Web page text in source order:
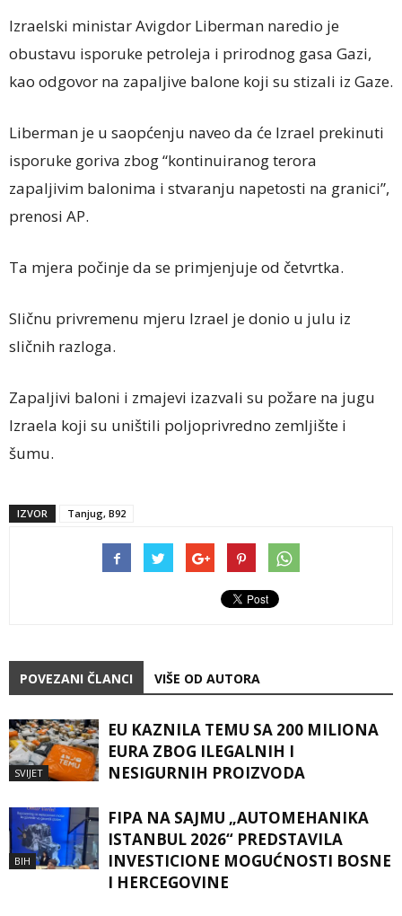
Izraelski ministar Avigdor Liberman naredio je
obustavu isporuke petroleja i prirodnog gasa Gazi,
kao odgovor na zapaljive balone koji su stizali iz Gaze.
Liberman je u saopćenju naveo da će Izrael prekinuti
isporuke goriva zbog “kontinuiranog terora
zapaljivim balonima i stvaranju napetosti na granici”,
prenosi AP.
Ta mjera počinje da se primjenjuje od četvrtka.
Sličnu privremenu mjeru Izrael je donio u julu iz
sličnih razloga.
Zapaljivi baloni i zmajevi izazvali su požare na jugu
Izraela koji su uništili poljoprivredno zemljište i
šumu.
IZVOR Tanjug, B92
POVEZANI ČLANCI VIŠE OD AUTORA
SVIJET
EU KAZNILA TEMU SA 200 MILIONA
EURA ZBOG ILEGALNIH I
NESIGURNIH PROIZVODA
BIH
FIPA NA SAJMU „AUTOMEHANIKA
ISTANBUL 2026“ PREDSTAVILA
INVESTICIONE MOGUĆNOSTI BOSNE
I HERCEGOVINE